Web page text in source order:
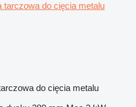
tarczowa do cięcia metalu
do cięcia metalu